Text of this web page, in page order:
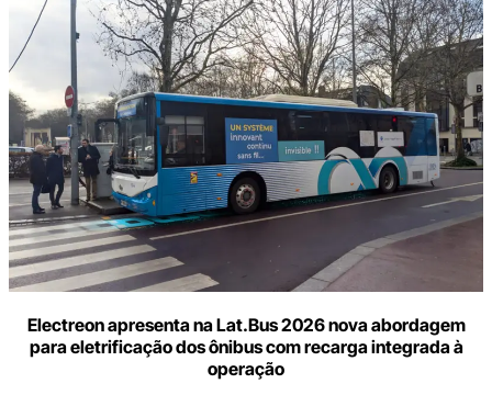
Electreon apresenta na Lat.Bus 2026 nova abordagem
para eletrificação dos ônibus com recarga integrada à
operação